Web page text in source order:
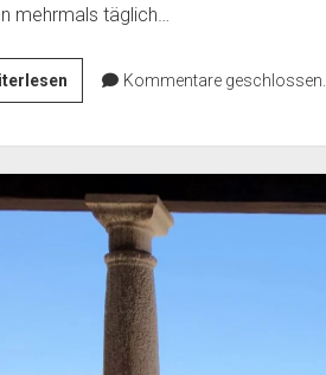
mehrmals täglich…
Pula
an
Istriens
Kroatien
Kommentare geschlossen.